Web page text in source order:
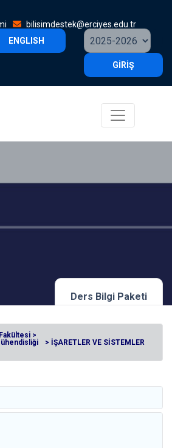
bilisimdestek@erciyes.edu.tr
ENGLISH
GİRİŞ
Ders Bilgi Paketi
>
> İŞARETLER VE SİSTEMLER